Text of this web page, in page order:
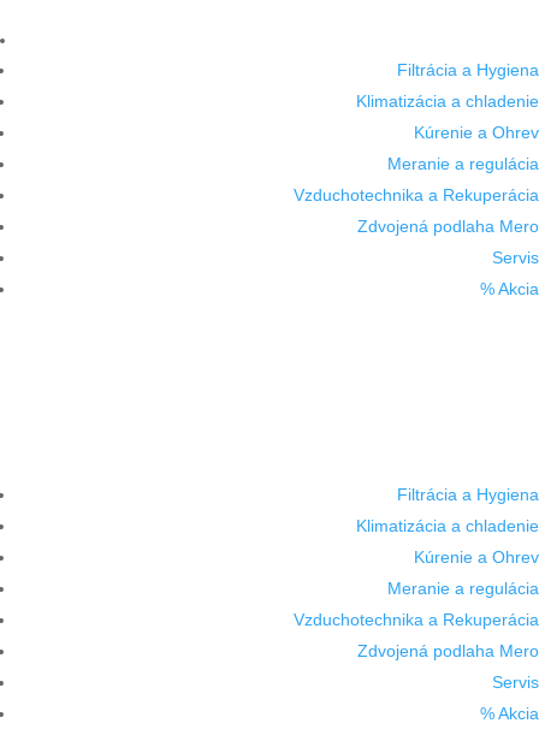
Filtrácia a Hygiena
Klimatizácia a chladenie
Kúrenie a Ohrev
Meranie a regulácia
Vzduchotechnika a Rekuperácia
Zdvojená podlaha Mero
Servis
% Akcia
Filtrácia a Hygiena
Klimatizácia a chladenie
Kúrenie a Ohrev
Meranie a regulácia
Vzduchotechnika a Rekuperácia
Zdvojená podlaha Mero
Servis
% Akcia